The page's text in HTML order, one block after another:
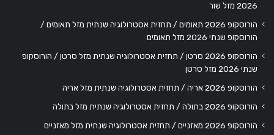
2026 מזל שור
הורוסקופ 2026 תאומים / תחזית אסטרולוגיה שנתית מזל תאומים /
הורוסקופ שנתי 2026 מזל תאומים
הורוסקופ 2026 סרטן / תחזית אסטרולוגיה שנתית מזל סרטן / הורוסקופ
שנתי 2026 מזל סרטן
הורוסקופ 2026 אריה / תחזית אסטרולוגיה שנתית מזל אריה
הורוסקופ 2026 בתולה / תחזית אסטרולוגיה שנתית מזל בתולה
הורוסקופ 2026 מאזניים / תחזית אסטרולוגיה שנתית מזל מאזניים